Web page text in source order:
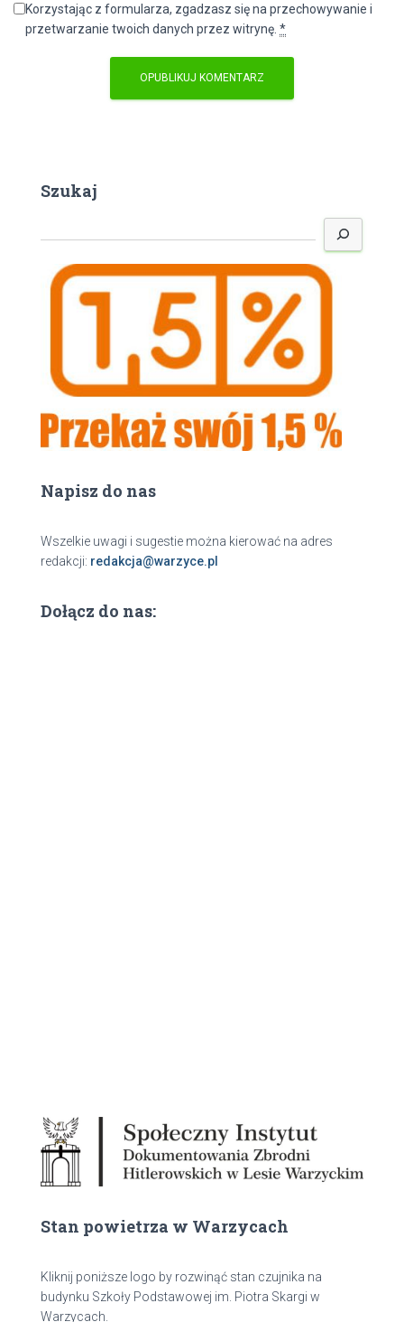
Korzystając z formularza, zgadzasz się na przechowywanie i
przetwarzanie twoich danych przez witrynę. *
Szukaj
z
Napisz do nas
Wszelkie uwagi i sugestie można kierować na adres
redakcji: redakcja@warzyce.pl
Dołącz do nas:
Stan powietrza w Warzycach
Kliknij poniższe logo by rozwinąć stan czujnika na
budynku Szkoły Podstawowej im. Piotra Skargi w
Warzycach.